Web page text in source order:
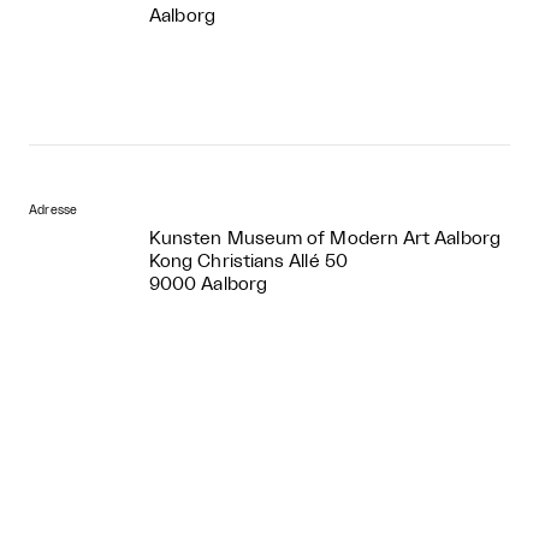
Aalborg
Adresse
Kunsten Museum of Modern Art Aalborg
Kong Christians Allé 50
9000 Aalborg